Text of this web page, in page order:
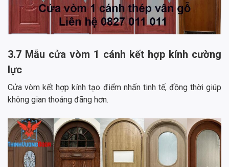
3.7 Mẫu cửa vòm 1 cánh kết hợp kính cường
lực
Cửa vòm kết hợp kính tạo điểm nhấn tinh tế, đồng thời giúp
không gian thoáng đãng hơn.